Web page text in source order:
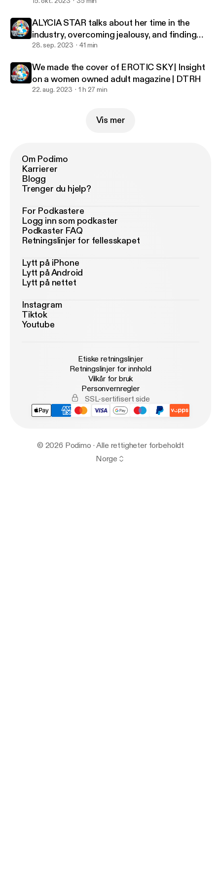
ALYCIA STAR talks about her time in the
industry, overcoming jealousy, and finding
true connections
28. sep. 2023 41 min
We made the cover of EROTIC SKY | Insight
on a women owned adult magazine | DTRH
22. aug. 2023 1 h 27 min
Vis mer
Om Podimo
Karrierer
Blogg
Trenger du hjelp?
For Podkastere
Logg inn som podkaster
Podkaster FAQ
Retningslinjer for fellesskapet
Lytt på iPhone
Lytt på Android
Lytt på nettet
Instagram
Tiktok
Youtube
Etiske retningslinjer
Retningslinjer for innhold
Vilkår for bruk
Personvernregler
SSL-sertifisert side
© 2026 Podimo · Alle rettigheter forbeholdt
Norge